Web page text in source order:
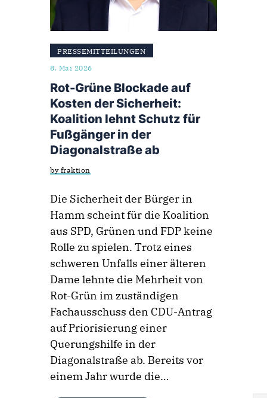
KONTAKT
PRESSEMITTEILUNGEN
8. Mai 2026
Rot-Grüne Blockade auf
Kosten der Sicherheit:
Koalition lehnt Schutz für
Fußgänger in der
Diagonalstraße ab
by fraktion
Die Sicherheit der Bürger in
Hamm scheint für die Koalition
aus SPD, Grünen und FDP keine
Rolle zu spielen. Trotz eines
schweren Unfalls einer älteren
Dame lehnte die Mehrheit von
Rot-Grün im zuständigen
Fachausschuss den CDU-Antrag
auf Priorisierung einer
Querungshilfe in der
Diagonalstraße ab. Bereits vor
einem Jahr wurde die…